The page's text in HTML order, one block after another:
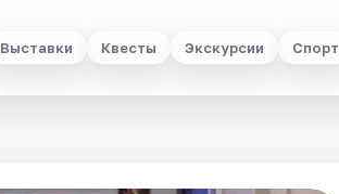
Выставки Квесты Экскурсии Спорт